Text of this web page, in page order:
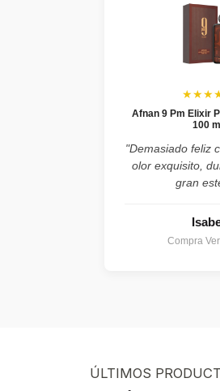
Afnan 9 Pm Elixir
100 ml
"Demasiado feliz
olor exquisito,
gran
Compra
ÚLTIMOS